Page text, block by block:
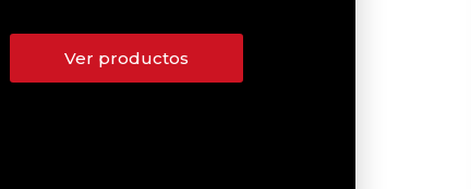
Ver productos